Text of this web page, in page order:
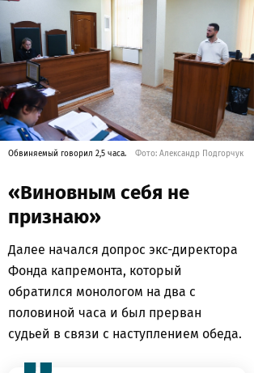
Обвиняемый говорил 2,5 часа. Фото: Александр Подгорчук
«Виновным себя не
признаю»
Далее начался допрос экс-директора
Фонда капремонта, который
обратился монологом на два с
половиной часа и был прерван
судьей в связи с наступлением обеда.